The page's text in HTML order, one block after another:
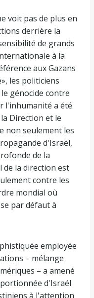
voit pas de plus en
derrière la
de grands
à la
aux Gazans
les politiciens
génocide contre
l'inhumanité a été
Direction et le
non seulement les
d'Israël,
de la
de la direction est
contre les
mondial où
par défaut à
employée
– mélange
– a amené
d'Israël
à l'attention